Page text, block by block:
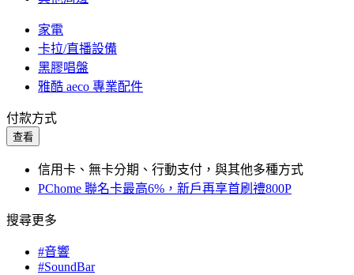
家電
卡拉/直播設備
黑膠唱盤
雅酷 aeco 專業配件
付款方式
查看
信用卡、無卡分期、行動支付，與其他多種方式
PChome 聯名卡最高6%，新戶再享首刷禮800P
搜尋更多
#音響
#SoundBar